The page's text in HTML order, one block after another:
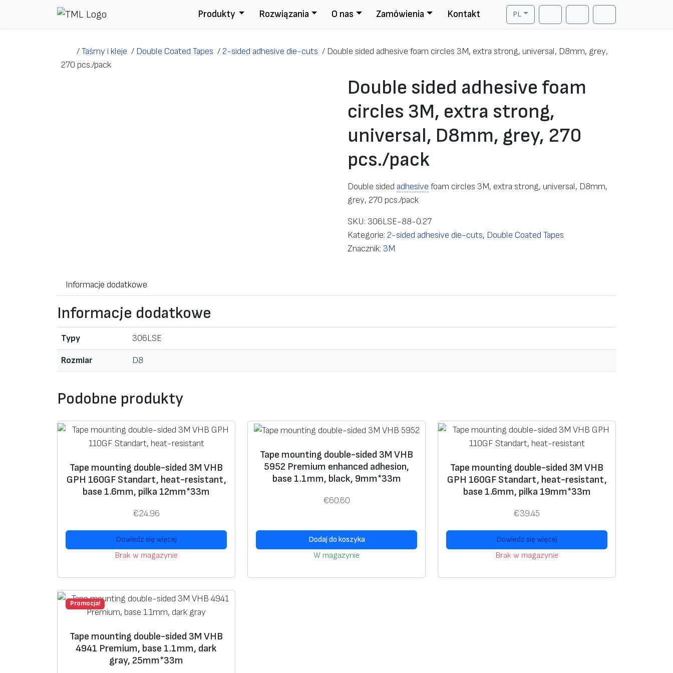
Przejdź do treści
Produkty Rozwiązania O nas Zamówienia Kontakt
PL
Search AccountCart
/Taśmy i kleje / Double Coated Tapes / 2-sided adhesive die-cuts / Double sided adhesive foam circles 3M, extra strong, universal, D8mm, grey,
270 pcs./pack
Double sided adhesive foam
circles 3M, extra strong,
universal, D8mm, grey, 270
pcs./pack
Double sided adhesive foam circles 3M, extra strong, universal, D8mm,
grey, 270 pcs./pack
SKU: 306LSE-88-0.27
Kategorie: 2-sided adhesive die-cuts, Double Coated Tapes
Znacznik: 3M
Informacje dodatkowe
Informacje dodatkowe
Typy 306LSE
Rozmiar D8
Podobne produkty
Tape mounting double-sided 3M VHB
GPH 160GF Standart, heat-resistant,
base 1.6mm, pilka 12mm*33m
€24.96
Dowiedz się więcej
Brak w magazynie
Tape mounting double-sided 3M VHB
5952 Premium enhanced adhesion,
base 1.1mm, black, 9mm*33m
€60.60
Dodaj do koszyka
W magazynie
Tape mounting double-sided 3M VHB
GPH 160GF Standart, heat-resistant,
base 1.6mm, pilka 19mm*33m
€39.45
Dowiedz się więcej
Brak w magazynie
Promocja!
Tape mounting double-sided 3M VHB
4941 Premium, base 1.1mm, dark
gray, 25mm*33m